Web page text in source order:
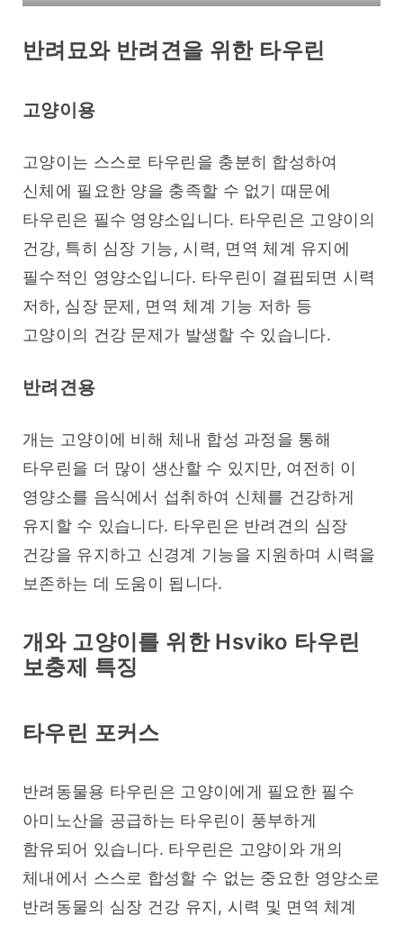
반려묘와 반려견을 위한 타우린
고양이용
고양이는 스스로 타우린을 충분히 합성하여
신체에 필요한 양을 충족할 수 없기 때문에
타우린은 필수 영양소입니다. 타우린은 고양이의
건강, 특히 심장 기능, 시력, 면역 체계 유지에
필수적인 영양소입니다. 타우린이 결핍되면 시력
저하, 심장 문제, 면역 체계 기능 저하 등
고양이의 건강 문제가 발생할 수 있습니다.
반려견용
개는 고양이에 비해 체내 합성 과정을 통해
타우린을 더 많이 생산할 수 있지만, 여전히 이
영양소를 음식에서 섭취하여 신체를 건강하게
유지할 수 있습니다. 타우린은 반려견의 심장
건강을 유지하고 신경계 기능을 지원하며 시력을
보존하는 데 도움이 됩니다.
개와 고양이를 위한 Hsviko 타우린
보충제 특징
타우린 포커스
반려동물용 타우린은 고양이에게 필요한 필수
아미노산을 공급하는 타우린이 풍부하게
함유되어 있습니다. 타우린은 고양이와 개의
체내에서 스스로 합성할 수 없는 중요한 영양소로
반려동물의 심장 건강 유지, 시력 및 면역 체계